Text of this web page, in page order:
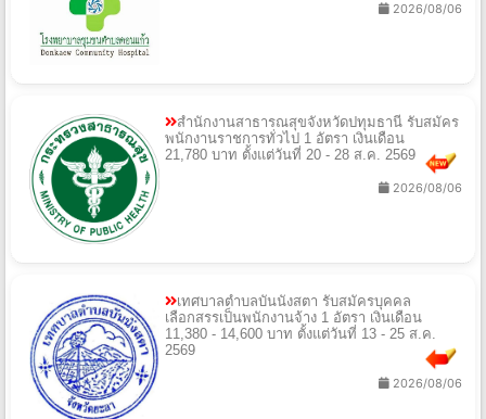
2026/08/06
สํานักงานสาธารณสุขจังหวัดปทุมธานี รับสมัคร
พนักงานราชการทั่วไป 1 อัตรา เงินเดือน
21,780 บาท ตั้งแต่วันที่ 20 - 28 ส.ค. 2569
2026/08/06
เทศบาลตําบลบันนังสตา รับสมัครบุคคล
เลือกสรรเป็นพนักงานจ้าง 1 อัตรา เงินเดือน
11,380 - 14,600 บาท ตั้งแต่วันที่ 13 - 25 ส.ค.
2569
2026/08/06